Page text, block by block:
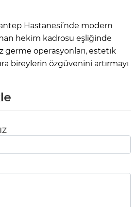
Hastanesi’nde modern
hekim kadrosu eşliğinde
germe operasyonları, estetik
bireylerin özgüvenini artırmayı